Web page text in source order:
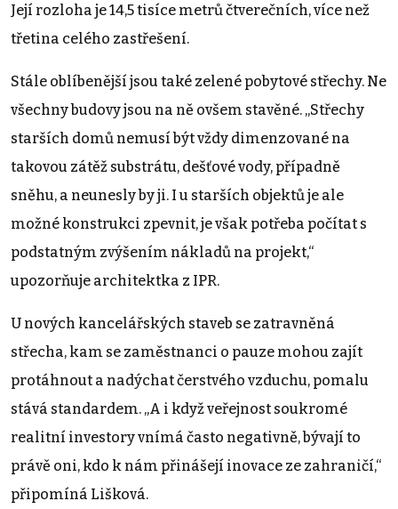
Její rozloha je 14,5 tisíce metrů čtverečních, více než
třetina celého zastřešení.
Stále oblíbenější jsou také zelené pobytové střechy. Ne
všechny budovy jsou na ně ovšem stavěné. „Střechy
starších domů nemusí být vždy dimenzované na
takovou zátěž substrátu, dešťové vody, případně
sněhu, a neunesly by ji. I u starších objektů je ale
možné konstrukci zpevnit, je však potřeba počítat s
podstatným zvýšením nákladů na projekt,“
upozorňuje architektka z IPR.
U nových kancelářských staveb se zatravněná
střecha, kam se zaměstnanci o pauze mohou zajít
protáhnout a nadýchat čerstvého vzduchu, pomalu
stává standardem. „A i když veřejnost soukromé
realitní investory vnímá často negativně, bývají to
právě oni, kdo k nám přinášejí inovace ze zahraničí,“
připomíná Lišková.